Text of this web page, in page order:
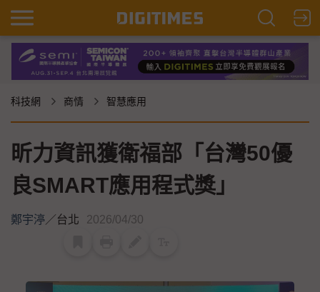
科技網 商情 智慧應用
昕力資訊獲衛福部「台灣50優
良SMART應用程式獎」
鄭宇渟 ／台北 2026/04/30